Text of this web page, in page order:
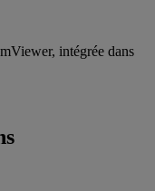
intégrée dans